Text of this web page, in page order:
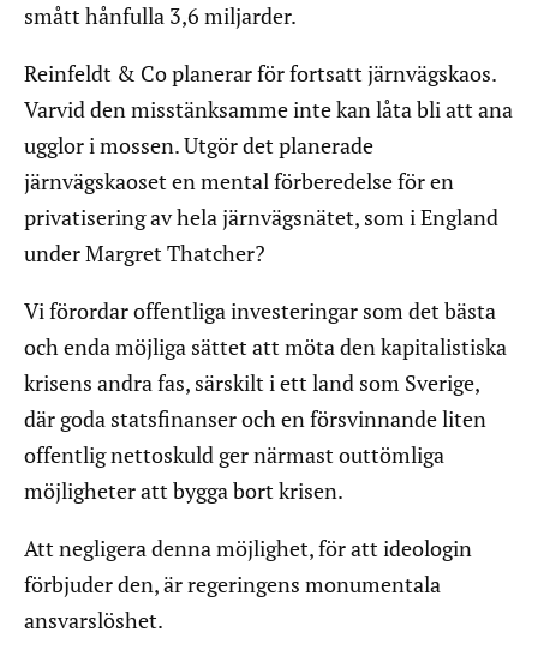
smått hånfulla 3,6 miljarder.
Reinfeldt & Co planerar för fortsatt järnvägskaos.
Varvid den misstänksamme inte kan låta bli att ana
ugglor i mossen. Utgör det planerade
järnvägskaoset en mental förberedelse för en
privatisering av hela järnvägsnätet, som i England
under Margret Thatcher?
Vi förordar offentliga investeringar som det bästa
och enda möjliga sättet att möta den kapitalistiska
krisens andra fas, särskilt i ett land som Sverige,
där goda statsfinanser och en försvinnande liten
offentlig nettoskuld ger närmast outtömliga
möjligheter att bygga bort krisen.
Att negligera denna möjlighet, för att ideologin
förbjuder den, är regeringens monumentala
ansvarslöshet.